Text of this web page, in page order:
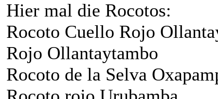
Hier mal die Rocotos:
Rocoto Cuello Rojo
Rojo Ollantaytambo
Rocoto de la Selva